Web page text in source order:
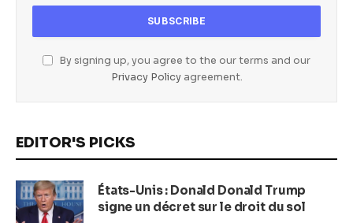
By signing up, you agree to the our terms and our
Privacy Policyagreement.
EDITOR'S PICKS
États-Unis : Donald Donald Trump
signe un décret sur le droit du sol